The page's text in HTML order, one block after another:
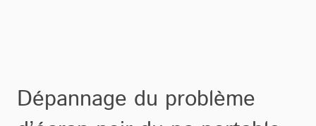
Dépannage du problème